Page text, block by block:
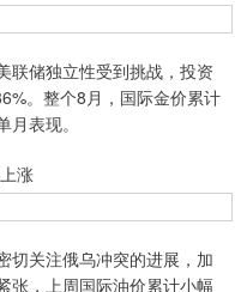
储独立性受到挑战，投资
。整个8月，国际金价累计
表现。
涨
关注俄乌冲突的进展，加
张，上周国际油价累计小幅